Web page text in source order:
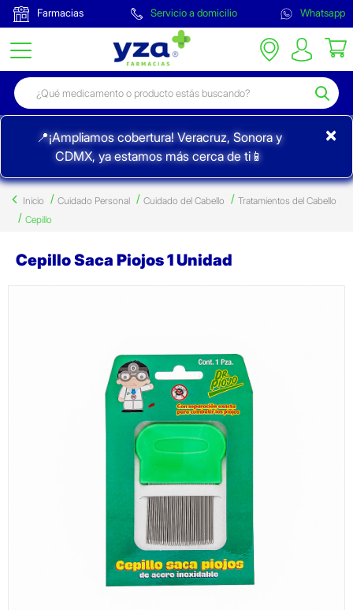
Farmacias Servicio a domicilio Whatsapp
📍¡Ampliamos cobertura! Veracruz, Sonora y
CDMX, ya estamos más cerca de ti📱
×
Inicio Cuidado Personal Cuidado del Cabello
Tratamientos del Cabello
Cepillo
Cepillo Saca Piojos 1 Unidad